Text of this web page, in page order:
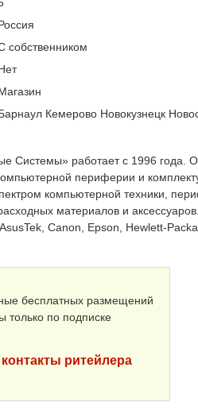
собственником
Кемерово Новокузнецк
Системы» работает с 1996 года.
периферии и
компьютерной техники,
материалов и
Canon, Epson, Hewlett-
бесплатных размещений
только по подписке
контакты ритейлера